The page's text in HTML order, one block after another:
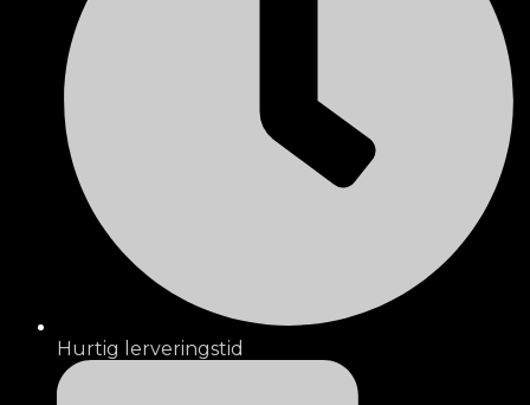
Hurtig lerveringstid